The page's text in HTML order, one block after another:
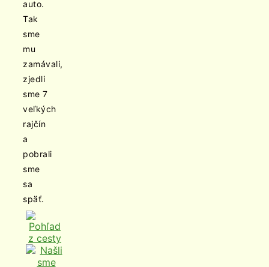
auto.
Tak
sme
mu
zamávali,
zjedli
sme 7
veľkých
rajčín
a
pobrali
sme
sa
späť.